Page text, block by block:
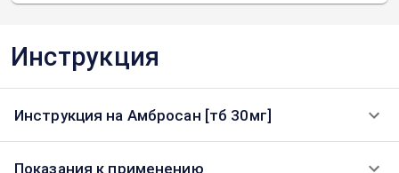
Инструкция
Инструкция на Амбросан [тб 30мг]
Показания к применению